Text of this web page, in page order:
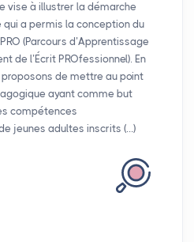
vise à illustrer la démarche
a permis la conception du
(Parcours d’Apprentissage
de l’Écrit PROfessionnel). En
de mettre au point
ayant comme but
compétences
jeunes adultes inscrits (…)